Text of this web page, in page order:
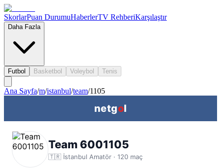
SkorlarPuan DurumuHaberlerTV RehberiKarşılaştır
Daha Fazla
Futbol Basketbol Voleybol Tenis
Ana Sayfa/m/istanbul/team/1105
netgol
Team 6001105
🇹🇷 İstanbul Amatör · 120 maç